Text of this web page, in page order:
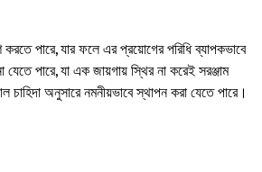
পারে, যার ফলে এর প্রয়োগের পরিধি ব্যাপকভাবে
পারে, যা এক জায়গায় স্থির না করেই সরঞ্জাম
অনুসারে নমনীয়ভাবে স্থাপন করা যেতে পারে।